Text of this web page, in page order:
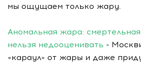
мы ощущаем только жару.
Аномальная жара:
нельзя недооценивать -
«караул» от жары и даже